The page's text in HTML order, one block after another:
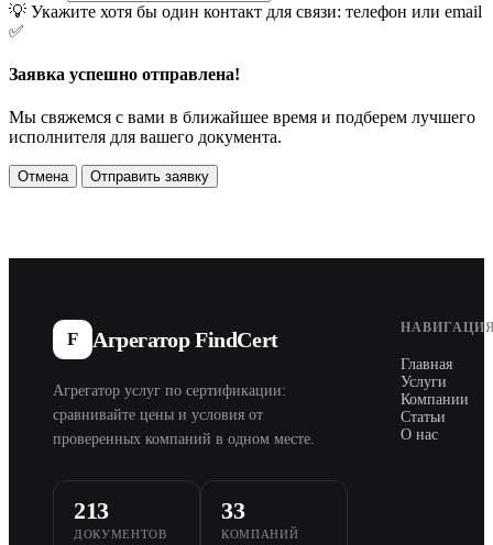
💡 Укажите хотя бы один контакт для связи: телефон или email
✅
Заявка успешно отправлена!
Мы свяжемся с вами в ближайшее время и подберем лучшего
исполнителя для вашего документа.
Отмена Отправить заявку
F Агрегатор FindCert
Агрегатор услуг по сертификации:
сравнивайте цены и условия от
проверенных компаний в одном месте.
213
ДОКУМЕНТОВ
33
КОМПАНИЙ
Главная
Услуги
Компании
Статьи
О нас